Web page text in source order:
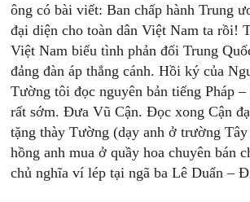
ông có bài viết: Ban chấp hành Trung
đại diện cho toàn dân Việt Nam ta rồi!
Việt Nam biểu tình phản đối Trung
đảng đàn áp thắng cánh. Hồi ký của
Tường tôi đọc nguyên bản tiếng Pháp –
rất sớm. Đưa Vũ Cận. Đọc xong Cận
tặng thày Tường (dạy anh ở trường
hồng anh mua ở quầy hoa chuyên bán
chủ nghĩa ví lép tại ngã ba Lê Duẩn –